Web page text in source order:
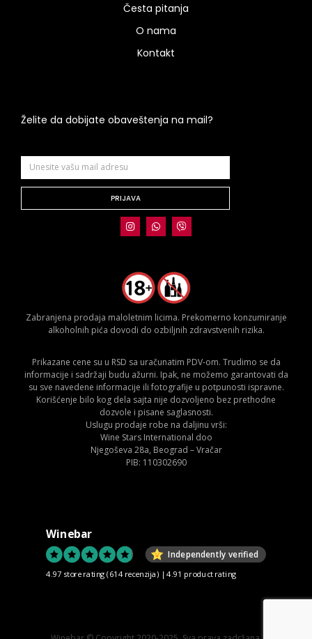
Česta pitanja
O nama
Kontakt
Želite da dobijate obaveštenja na mail?
PRIJAVA
Zabranjena prodaja maloletnim licima. Prekomerno konzumiranje
alkoholnih pića dovodi do ozbiljnih zdravstvenih rizika.
Prikazane cene su u RSD sa uračunatim PDV-om. Trudimo se da
informacije i sadržaji budu ažurni. Ipak, ne možemo garantovati da
su sve navedene informacije ili fotografije u potpunosti ispravne.
Korišćenje bilo kog dela sajta nije dozvoljeno bez prethodne
dozvole i pisane saglasnosti.
Uslugu prodaje robe na daljinu vrši:
Wine Stars International doo
Njegoševa 28a, Beograd – Vračar
PIB: 110302690
Winebar
Independently verified
4.97 store rating (614 recenzija) |4.91 product rating